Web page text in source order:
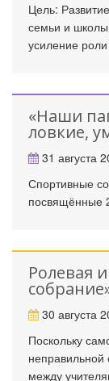
Цель:
семьи и
усиление
«Наши
ловкие,
31 августа
Спортивные
посвящённые
Ролевая
30 августа
Поскольку
между